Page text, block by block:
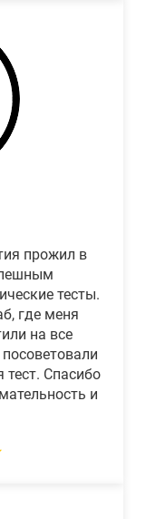
прожил в
тесты.
где меня
на все
Спасибо
и